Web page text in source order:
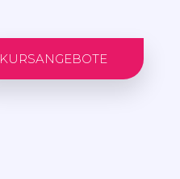
KURSANGEBOTE